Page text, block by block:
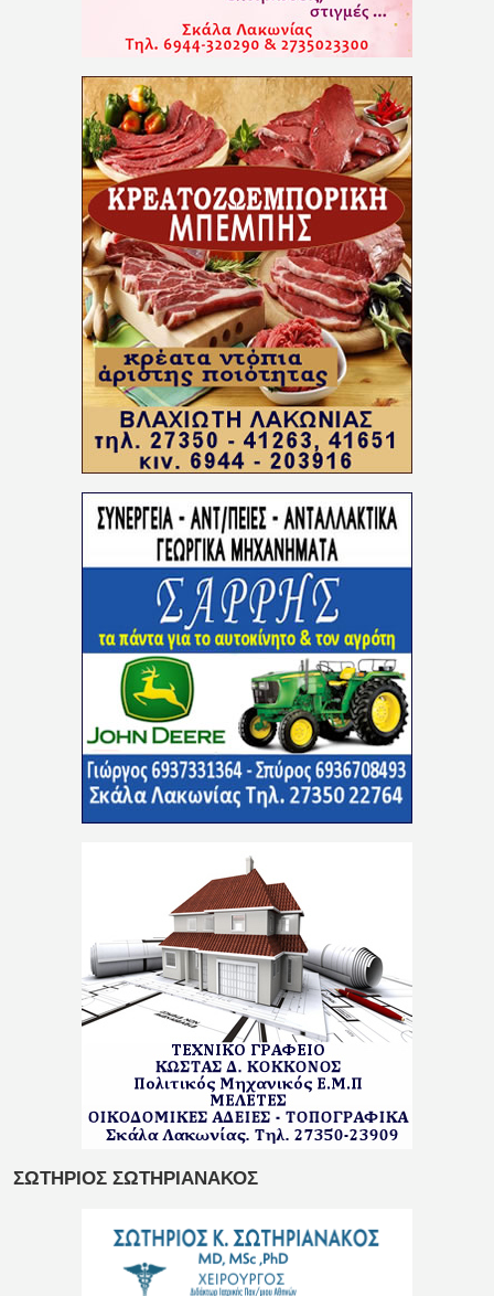
ΣΩΤΗΡΙΟΣ ΣΩΤΗΡΙΑΝΑΚΟΣ